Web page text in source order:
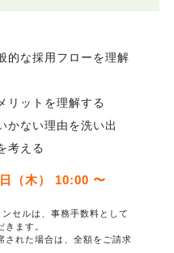
的な採用フローを理解
リットを理解する
かない理由を洗い出
考える
（木） 10:00 〜
セルは、事務手数料として
ます。
された場合は、全額をご請求